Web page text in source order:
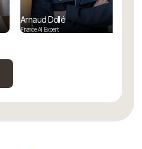
Arnaud Dollé
Finance AI Expert